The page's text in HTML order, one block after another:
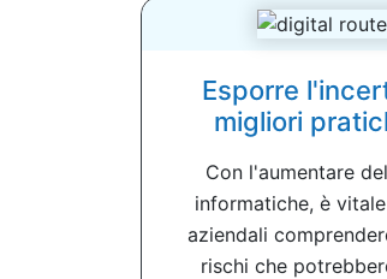
Esporre
migliori
Con l'aumentare
informatiche, è
aziendali
rischi che